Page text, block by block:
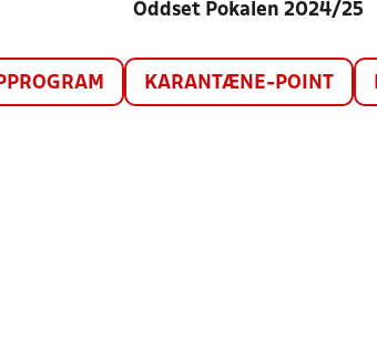
Oddset Pokalen 2024/25
KARANTÆNE-POINT